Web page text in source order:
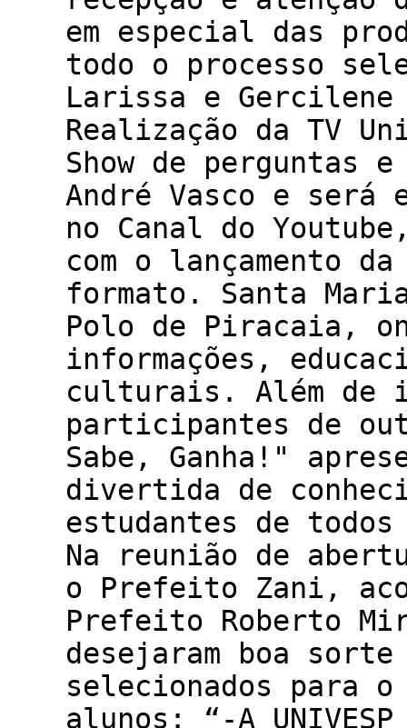
em especial das
todo o processo
Larissa e Gercilene
Realização da TV
Show de perguntas
André Vasco e será
no Canal do
com o lançamento
formato. Santa
Polo de Piracaia,
informações,
culturais. Além de
participantes de
Sabe, Ganha!"
divertida de
estudantes de
Na reunião de
o Prefeito Zani,
Prefeito Roberto
desejaram boa
selecionados para o
alunos: “-A